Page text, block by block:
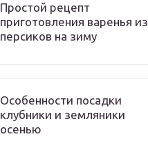
Простой рецепт
приготовления варенья из
персиков на зиму
Особенности посадки
клубники и земляники
осенью